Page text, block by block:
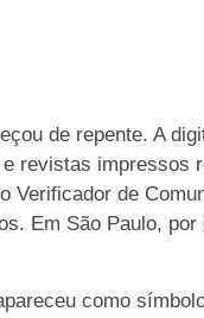
de repente. A
revistas impressos
Verificador de
Em São Paulo,
como